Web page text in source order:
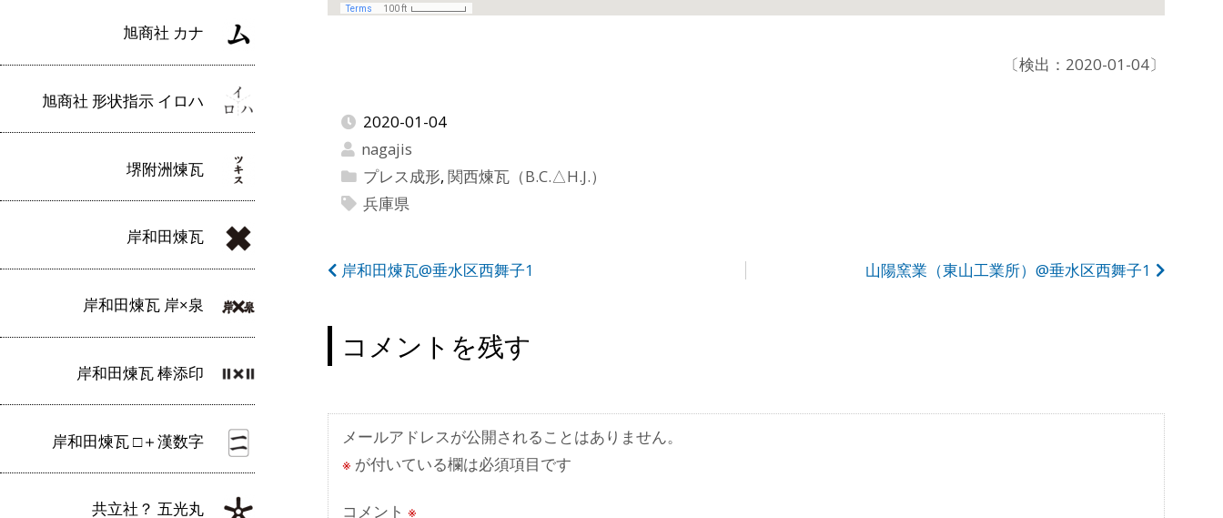
旭商社 カナ
旭商社 形状指示 イロハ
堺附洲煉瓦
岸和田煉瓦
岸和田煉瓦 岸×泉
岸和田煉瓦 棒添印
岸和田煉瓦 □＋漢数字
共立社？ 五光丸
〔検出：2020-01-04〕
2020-01-04
nagajis
プレス成形, 関西煉瓦（B.C.△H.J.）
兵庫県
投
ナ
ビ
ゲ
ー
シ
山陽窯業（東山工業所）@垂水区西舞子1
岸和田煉瓦@垂水区西舞子1
コメントを残す
メールアドレスが公開されることはありません。
※ が付いている欄は必須項目です
コメント ※